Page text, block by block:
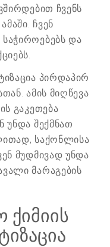
ჩვენს
ჩვენ
და
პირდაპირ
ამის მიღწევა
გაკეთება
უნდა შექმნათ
საქონლისა
მუდმივად უნდა
მარაგების
ქიმიის